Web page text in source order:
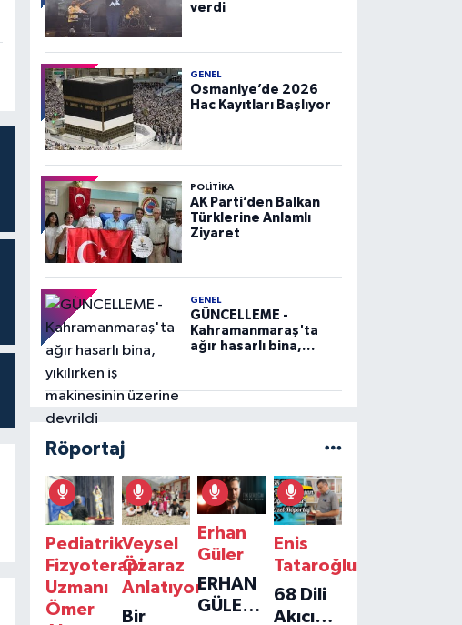
verdi
GENEL
Osmaniye’de 2026
Hac Kayıtları Başlıyor
POLITIKA
AK Parti’den Balkan
Türklerine Anlamlı
Ziyaret
GENEL
GÜNCELLEME -
Kahramanmaraş'ta
ağır hasarlı bina,
devrildi
Röportaj
Pediatrik
Fizyoterapi
Uzmanı
Ömer
Veysel
Özaraz
Anlatıyor
Bir
Erhan
Güler
ERHAN
GÜLER'IN
Enis
Tataroğlu
68 Dili
Akıcı